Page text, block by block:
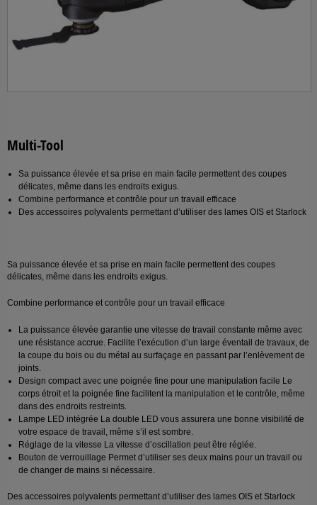
Multi-Tool
Sa puissance élevée et sa prise en main facile permettent des coupes
délicates, même dans les endroits exigus.
Combine performance et contrôle pour un travail efficace
Des accessoires polyvalents permettant d’utiliser des lames OIS et Starlock
Sa puissance élevée et sa prise en main facile permettent des coupes
délicates, même dans les endroits exigus.
Combine performance et contrôle pour un travail efficace
La puissance élevée garantie une vitesse de travail constante même avec
une résistance accrue. Facilite l’exécution d’un large éventail de travaux, de
la coupe du bois ou du métal au surfaçage en passant par l’enlèvement de
joints.
Design compact avec une poignée fine pour une manipulation facile Le
corps étroit et la poignée fine facilitent la manipulation et le contrôle, même
dans des endroits restreints.
Lampe LED intégrée La double LED vous assurera une bonne visibilité de
votre espace de travail, même s’il est sombre.
Réglage de la vitesse La vitesse d’oscillation peut être réglée.
Bouton de verrouillage Permet d’utiliser ses deux mains pour un travail ou
de changer de mains si nécessaire.
Des accessoires polyvalents permettant d’utiliser des lames OIS et Starlock